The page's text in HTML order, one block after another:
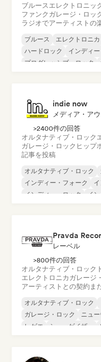
ブルースエレクトロニッ
ファンクガレージ・ロッ
ラジオでアーティストの
ブルース エレクトロニカ
ハードロック
インディ
プログレッシブ・ロック
indie now
メディア・ア
>2400件の回答
オルタナティブ・ロック
ガレージ・ロック ヒップ
記事を投稿
オルタナティブ・ロック
インディー・フォーク
インディー・ロック
イ
Pravda
レーベル
>800件の回答
オルタナティブ・ロック
エレクトロニカガレージ
アーティストとの契約ま
オルタナティブ・ロック
ガレージ・ロック
ニュ
レゲエ
シューゲイザー